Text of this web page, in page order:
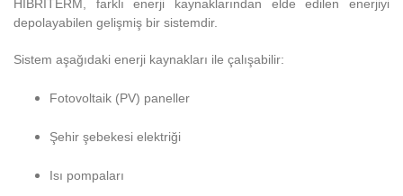
HİBRİTERM, farklı enerji kaynaklarından elde edilen enerjiyi
depolayabilen gelişmiş bir sistemdir.
Sistem aşağıdaki enerji kaynakları ile çalışabilir:
Fotovoltaik (PV) paneller
Şehir şebekesi elektriği
Isı pompaları